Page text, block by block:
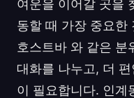
여운을 이어갈 곳을
동할 때 가장 중요한
호스트바 와 같은 분
대화를 나누고, 더
이 필요합니다. 인계